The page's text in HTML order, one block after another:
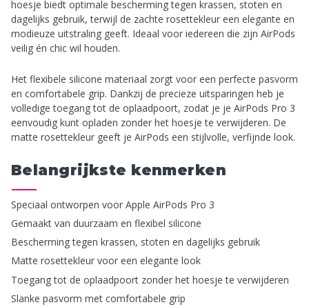
hoesje biedt optimale bescherming tegen krassen, stoten en
dagelijks gebruik, terwijl de zachte rosettekleur een elegante en
modieuze uitstraling geeft. Ideaal voor iedereen die zijn AirPods
veilig én chic wil houden.
Het flexibele silicone materiaal zorgt voor een perfecte pasvorm
en comfortabele grip. Dankzij de precieze uitsparingen heb je
volledige toegang tot de oplaadpoort, zodat je je AirPods Pro 3
eenvoudig kunt opladen zonder het hoesje te verwijderen. De
matte rosettekleur geeft je AirPods een stijlvolle, verfijnde look.
Belangrijkste kenmerken
Speciaal ontworpen voor Apple AirPods Pro 3
Gemaakt van duurzaam en flexibel silicone
Bescherming tegen krassen, stoten en dagelijks gebruik
Matte rosettekleur voor een elegante look
Toegang tot de oplaadpoort zonder het hoesje te verwijderen
Slanke pasvorm met comfortabele grip